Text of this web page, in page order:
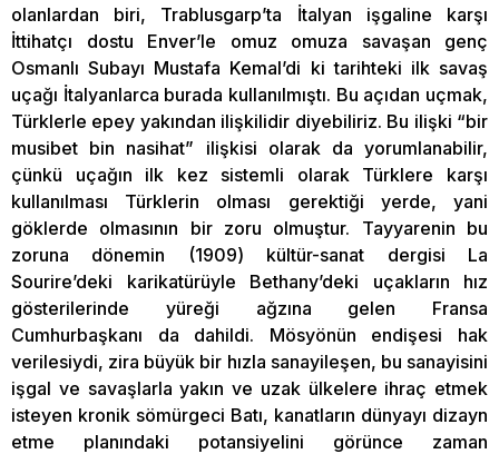
olanlardan biri, Trablusgarp’ta İtalyan işgaline karşı
İttihatçı dostu Enver’le omuz omuza savaşan genç
Osmanlı Subayı Mustafa Kemal’di ki tarihteki ilk savaş
uçağı İtalyanlarca burada kullanılmıştı. Bu açıdan uçmak,
Türklerle epey yakından ilişkilidir diyebiliriz. Bu ilişki “bir
musibet bin nasihat” ilişkisi olarak da yorumlanabilir,
çünkü uçağın ilk kez sistemli olarak Türklere karşı
kullanılması Türklerin olması gerektiği yerde, yani
göklerde olmasının bir zoru olmuştur. Tayyarenin bu
zoruna dönemin (1909) kültür-sanat dergisi La
Sourire’deki karikatürüyle Bethany’deki uçakların hız
gösterilerinde yüreği ağzına gelen Fransa
Cumhurbaşkanı da dahildi. Mösyönün endişesi hak
verilesiydi, zira büyük bir hızla sanayileşen, bu sanayisini
işgal ve savaşlarla yakın ve uzak ülkelere ihraç etmek
isteyen kronik sömürgeci Batı, kanatların dünyayı dizayn
etme planındaki potansiyelini görünce zaman